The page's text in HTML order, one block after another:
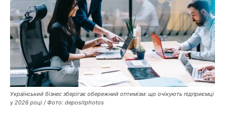
Публікації
ФОП
Курс валют
Ми в соц. мережах
Український бізнес зберігає обережний оптимізм: що очікують підприємці
у 2026 році / Фото: depositphotos